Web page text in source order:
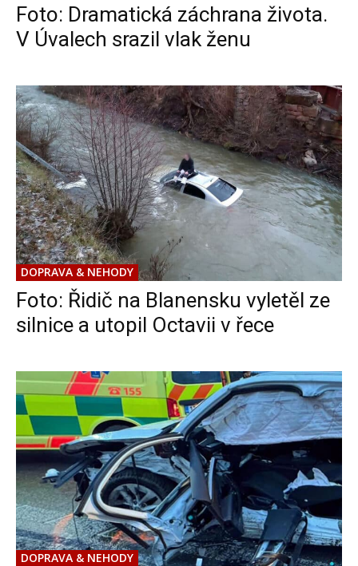
Foto: Dramatická záchrana života.
V Úvalech srazil vlak ženu
DOPRAVA & NEHODY
Foto: Řidič na Blanensku vyletěl ze
silnice a utopil Octavii v řece
DOPRAVA & NEHODY